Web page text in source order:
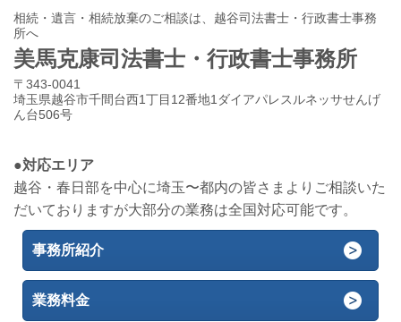
相続・遺言・相続放棄のご相談は、越谷司法書士・行政書士事務
所へ
美馬克康司法書士・行政書士事務所
〒343-0041
埼玉県越谷市千間台西1丁目12番地1ダイアパレスルネッサせんげ
ん台506号
●対応エリア
越谷・春日部を中心に埼玉〜都内の皆さまよりご相談いた
だいておりますが大部分の業務は全国対応可能です。
事務所紹介
業務料金